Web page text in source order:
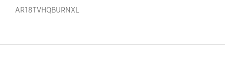
AR18TVHQBURNXL